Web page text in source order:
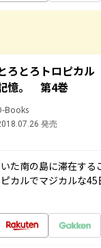
ろとろトロピカ
憶。 第4巻
Books
発売
た南の島に滞在する
カルでマジカルな